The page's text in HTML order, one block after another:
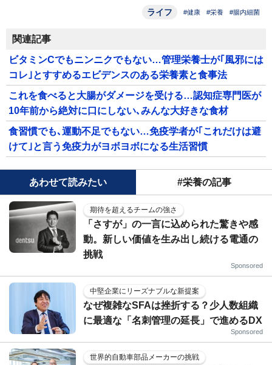
ライフ #健康 #栄養 #腸内細菌
関連記事
ビタミンCでもニンニクでもない…管理栄養士が｢風邪には
コレ｣とすすめるエビデンスのある栄養素と食事法
これを食べると大腸がダメージを受ける…認知症専門医が
10年前から絶対に口にしない､みんな大好きな食材
食習慣でも､運動不足でもない…免疫学者が｢これだけは避
けて｣と言う免疫力がヨボヨボになる生活習慣
あわせて読みたい #栄養の記事
期待を超えるチームの強さ
「さすが」の一言に込められた驚きや感
動。新しい価値を生み出し続ける電通の
挑戦
Sponsored
中堅企業にリーズナブルな新提案
なぜ複雑なSFAは挫折する？少人数組織
に最適な「名刺管理の延長」で進めるDX
Sponsored
世界的自動車部品メーカーの挑戦